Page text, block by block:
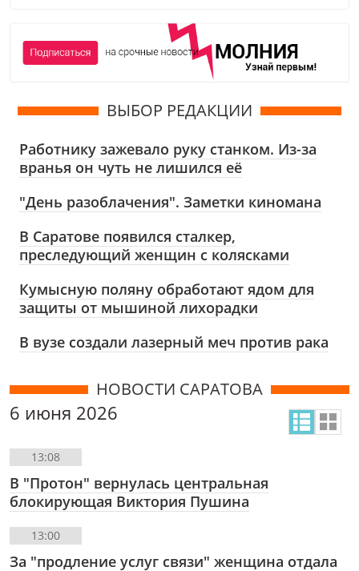
ВЫБОР РЕДАКЦИИ
Работнику зажевало руку станком. Из-за
вранья он чуть не лишился её
"День разоблачения". Заметки киномана
В Саратове появился сталкер,
преследующий женщин с колясками
Кумысную поляну обработают ядом для
защиты от мышиной лихорадки
В вузе создали лазерный меч против рака
НОВОСТИ САРАТОВА
6 июня 2026
13:08
В "Протон" вернулась центральная
блокирующая Виктория Пушина
13:00
За "продление услуг связи" женщина отдала